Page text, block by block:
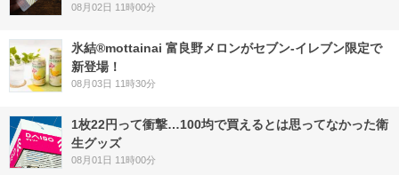
08月02日 11時00分
氷結®mottainai 富良野メロンがセブン‐イレブン限定で
新登場！
08月03日 11時30分
1枚22円って衝撃…100均で買えるとは思ってなかった衛
生グッズ
08月01日 11時00分